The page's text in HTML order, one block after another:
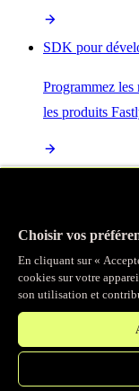
SDK pour
Programmez les
les produits
sur des normes
produits Fastly
Accélérez vos
Choisir vos
En cliquant sur «
cookies sur votre
son utilisation et